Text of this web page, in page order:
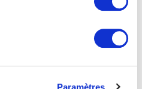
Paramètres